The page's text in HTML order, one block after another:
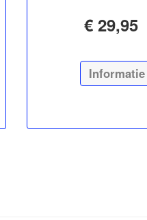
€ 29,95
Informatie